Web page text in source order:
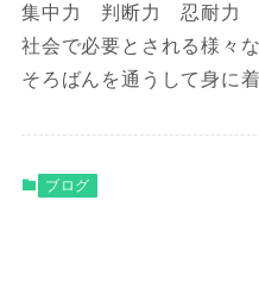
集中力 判断力 忍耐力
社会で必要とされる様々
そろばんを通うして身に
ブログ